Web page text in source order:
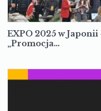
EXPO 2025 w
„Promocja…